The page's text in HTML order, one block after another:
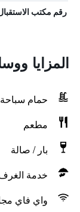
رقم مكتب
المزايا
حمام
مطعم
بار / صالة
خدمة
واي فاي